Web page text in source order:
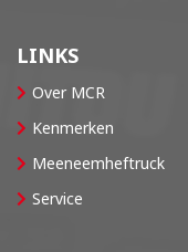
LINKS
Over MCR
Kenmerken
Meeneemheftruck
Service